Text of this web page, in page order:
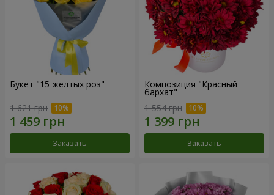
Букет "15 желтых роз"
1 621 грн
Заказать
Композиция "Красный
бархат"
1 554 грн
Заказать